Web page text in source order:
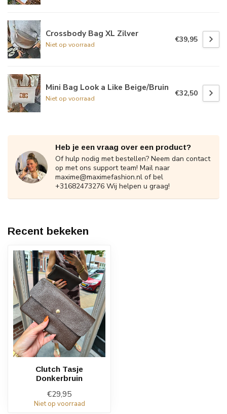
Crossbody Bag XL Zilver
Niet op voorraad
€39,95
Mini Bag Look a Like Beige/Bruin
Niet op voorraad
€32,50
Heb je een vraag over een product?
Of hulp nodig met bestellen? Neem dan contact
op met ons support team! Mail naar
maxime@maximefashion.nl of bel
+31682473276 Wij helpen u graag!
Recent bekeken
Clutch Tasje
Donkerbruin
€29,95
Niet op voorraad